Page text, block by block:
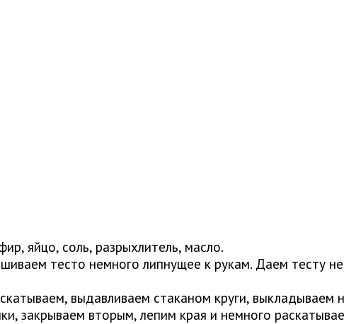
яйцо, соль, разрыхлитель, масло.
тесто немного липнущее к рукам. Даем тесту
выдавливаем стаканом круги, выкладываем
закрываем вторым, лепим края и немного